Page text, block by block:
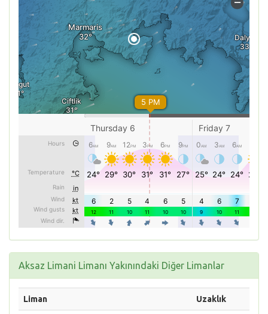
Aksaz Limani Limanı Yakınındaki Diğer Limanlar
Liman Uzaklık